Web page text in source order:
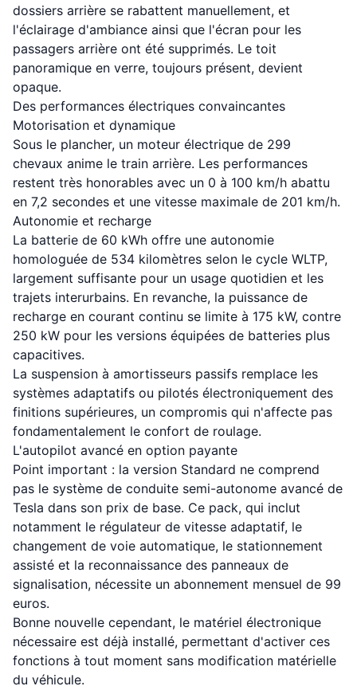
dossiers arrière se rabattent manuellement, et
l'éclairage d'ambiance ainsi que l'écran pour les
passagers arrière ont été supprimés. Le toit
panoramique en verre, toujours présent, devient
opaque.
Des performances électriques convaincantes
Motorisation et dynamique
Sous le plancher, un moteur électrique de 299
chevaux anime le train arrière. Les performances
restent très honorables avec un 0 à 100 km/h abattu
en 7,2 secondes et une vitesse maximale de 201 km/h.
Autonomie et recharge
La batterie de 60 kWh offre une autonomie
homologuée de 534 kilomètres selon le cycle WLTP,
largement suffisante pour un usage quotidien et les
trajets interurbains. En revanche, la puissance de
recharge en courant continu se limite à 175 kW, contre
250 kW pour les versions équipées de batteries plus
capacitives.
La suspension à amortisseurs passifs remplace les
systèmes adaptatifs ou pilotés électroniquement des
finitions supérieures, un compromis qui n'affecte pas
fondamentalement le confort de roulage.
L'autopilot avancé en option payante
Point important : la version Standard ne comprend
pas le système de conduite semi-autonome avancé de
Tesla dans son prix de base. Ce pack, qui inclut
notamment le régulateur de vitesse adaptatif, le
changement de voie automatique, le stationnement
assisté et la reconnaissance des panneaux de
signalisation, nécessite un abonnement mensuel de 99
euros.
Bonne nouvelle cependant, le matériel électronique
nécessaire est déjà installé, permettant d'activer ces
fonctions à tout moment sans modification matérielle
du véhicule.